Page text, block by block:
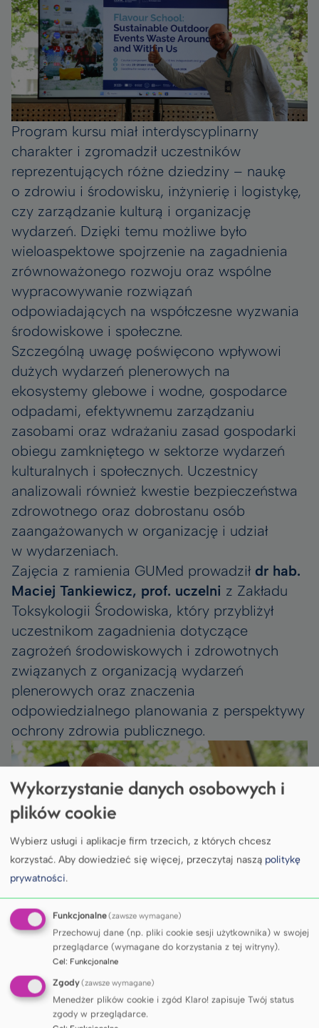
Program kursu miał interdyscyplinarny
charakter i zgromadził uczestników
reprezentujących różne dziedziny – naukę
o zdrowiu i środowisku, inżynierię i logistykę,
czy zarządzanie kulturą i organizację
wydarzeń. Dzięki temu możliwe było
wieloaspektowe spojrzenie na zagadnienia
zrównoważonego rozwoju oraz wspólne
wypracowywanie rozwiązań
odpowiadających na współczesne wyzwania
środowiskowe i społeczne.
Szczególną uwagę poświęcono wpływowi
dużych wydarzeń plenerowych na
ekosystemy glebowe i wodne, gospodarce
odpadami, efektywnemu zarządzaniu
zasobami oraz wdrażaniu zasad gospodarki
obiegu zamkniętego w sektorze wydarzeń
kulturalnych i społecznych. Uczestnicy
analizowali również kwestie bezpieczeństwa
zdrowotnego oraz dobrostanu osób
zaangażowanych w organizację i udział
w wydarzeniach.
Zajęcia z ramienia GUMed prowadził dr hab.
Maciej Tankiewicz, prof. uczelni z Zakładu
Toksykologii Środowiska, który przybliżył
uczestnikom zagadnienia dotyczące
zagrożeń środowiskowych i zdrowotnych
związanych z organizacją wydarzeń
plenerowych oraz znaczenia
odpowiedzialnego planowania z perspektywy
ochrony zdrowia publicznego.
Kurs został zaprojektowany jako intensywny
program łączący wykłady eksperckie,
warsztaty praktyczne, zajęcia terenowe oraz
pracę w międzynarodowych zespołach.
Wykorzystanie danych osobowych i
plików cookie
Wybierz usługi i aplikacje firm trzecich, z których chcesz
korzystać. Aby dowiedzieć się więcej, przeczytaj naszą politykę
prywatności.
Funkcjonalne(zawsze wymagane)
Przechowuj dane (np. pliki cookie sesji użytkownika) w swojej
przeglądarce (wymagane do korzystania z tej witryny).
Cel: Funkcjonalne
Zgody(zawsze wymagane)
Menedżer plików cookie i zgód Klaro! zapisuje Twój status
zgody w przeglądarce.